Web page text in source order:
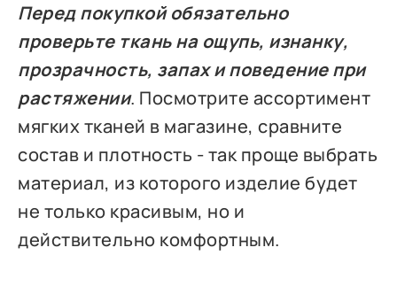
Перед покупкой обязательно
проверьте ткань на ощупь, изнанку,
прозрачность, запах и поведение при
растяжении. Посмотрите ассортимент
мягких тканей в магазине, сравните
состав и плотность - так проще выбрать
материал, из которого изделие будет
не только красивым, но и
действительно комфортным.